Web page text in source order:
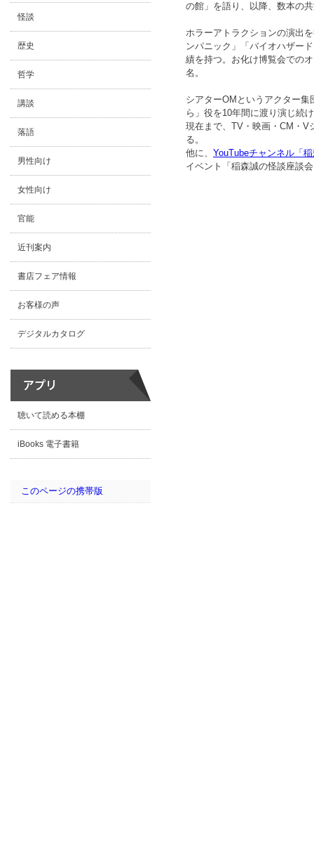
怪談
歴史
哲学
講談
落語
男性向け
女性向け
官能
近刊案内
書店フェア情報
お客様の声
デジタルカタログ
聴いて読める本棚
iBooks 電子書籍
このページの携帯版
の館」を語り、以降、数本の
ホラーアトラクションの演出
ンパニック」「バイオハザー
績を持つ。お化け博覧会での
名。
シアターOMというアクター
ら」役を10年間に渡り演じ続
現在まで、TV・映画・CM・V
る。
他に、 YouTubeチャンネル「
イベント「稲森誠の怪談座談